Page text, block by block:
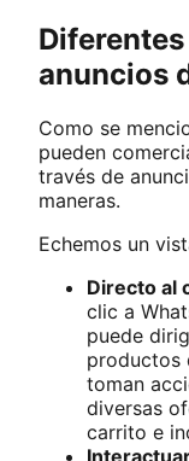
anuncios
Como se
pueden
través de
maneras.
Echemos un
Directo al
clic a
puede
productos
toman
diversas
carrito e